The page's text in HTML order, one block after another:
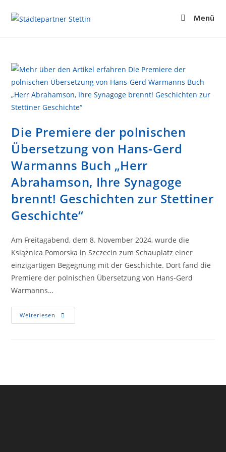
Menü
Die Premiere der polnischen
Übersetzung von Hans-Gerd
Warmanns Buch „Herr
Abrahamson, Ihre Synagoge
brennt! Geschichten zur Stettiner
Geschichte“
Am Freitagabend, dem 8. November 2024, wurde die
Książnica Pomorska in Szczecin zum Schauplatz einer
einzigartigen Begegnung mit der Geschichte. Dort fand die
Premiere der polnischen Übersetzung von Hans-Gerd
Warmanns…
Weiterlesen